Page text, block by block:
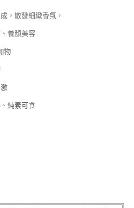
，散發細緻香氣，
養顏美容
物
純素可食